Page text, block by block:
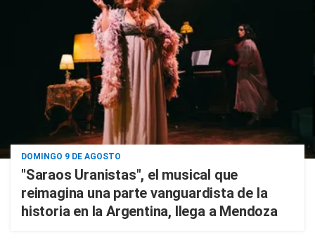
DOMINGO 9 DE AGOSTO
"Saraos Uranistas", el musical que
reimagina una parte vanguardista de la
historia en la Argentina, llega a Mendoza